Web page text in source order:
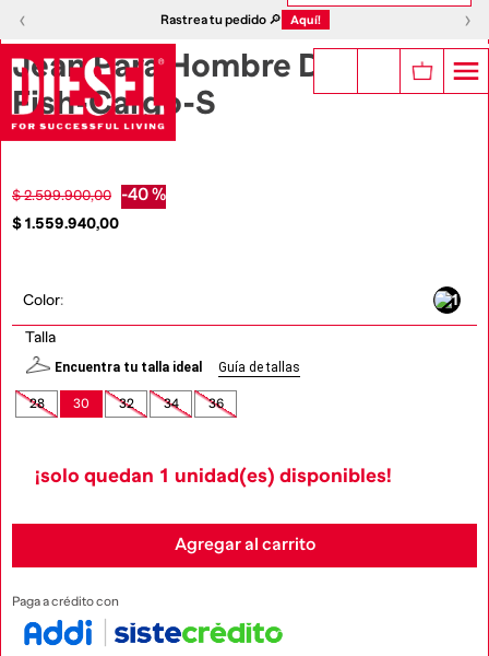
‹ Rastrea tu pedido 🔎 Aquí! ›
‹ ›
Jean Para Hombre D-
Fish-Cargo-S
$ 2.599.900,00 -40 %
$1.559.940,00
Color:
Talla
Encuentra tu talla ideal Guía de tallas
28 30 32 34 36
¡solo quedan 1 unidad(es) disponibles!
Agregar al carrito
Paga a crédito con